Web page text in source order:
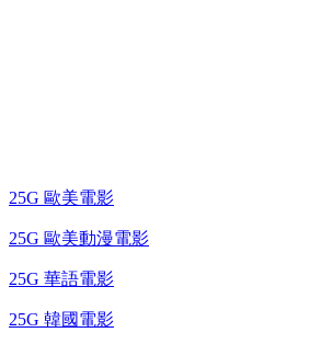
25G 歐美電影
25G 歐美動漫電影
25G 華語電影
25G 韓國電影